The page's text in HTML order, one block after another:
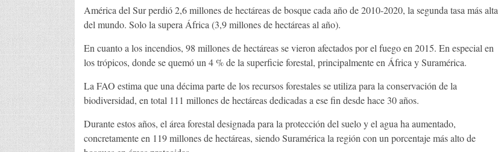
América del Sur perdió 2,6 millones de hectáreas de bosque cada año de 2010-2020, la segunda tasa más alta
del mundo. Solo la supera África (3,9 millones de hectáreas al año).
En cuanto a los incendios, 98 millones de hectáreas se vieron afectados por el fuego en 2015. En especial en
los trópicos, donde se quemó un 4 % de la superficie forestal, principalmente en África y Suramérica.
La FAO estima que una décima parte de los recursos forestales se utiliza para la conservación de la
biodiversidad, en total 111 millones de hectáreas dedicadas a ese fin desde hace 30 años.
Durante estos años, el área forestal designada para la protección del suelo y el agua ha aumentado,
concretamente en 119 millones de hectáreas, siendo Suramérica la región con un porcentaje más alto de